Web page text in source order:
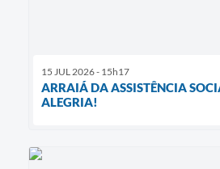
15 JUL 2026 - 15h17
ARRAIÁ DA ASSISTÊNCIA
ALEGRIA!